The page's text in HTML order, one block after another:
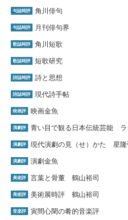
句誌時評 角川俳句
句誌時評 月刊俳句界
歌誌時評 角川短歌
歌誌時評 短歌研究
詩誌時評 詩と思想
詩誌時評 現代詩手帖
映画評 映画金魚
演劇評 青い目で観る日本伝統芸能 ラ
演劇評 現代演劇の見（せ）かた 星
演劇評 演劇金魚
美術評 言葉と骨董 鶴山裕司
美術評 美術展時評 鶴山裕司
音楽評 寅間心閑の肴的音楽評